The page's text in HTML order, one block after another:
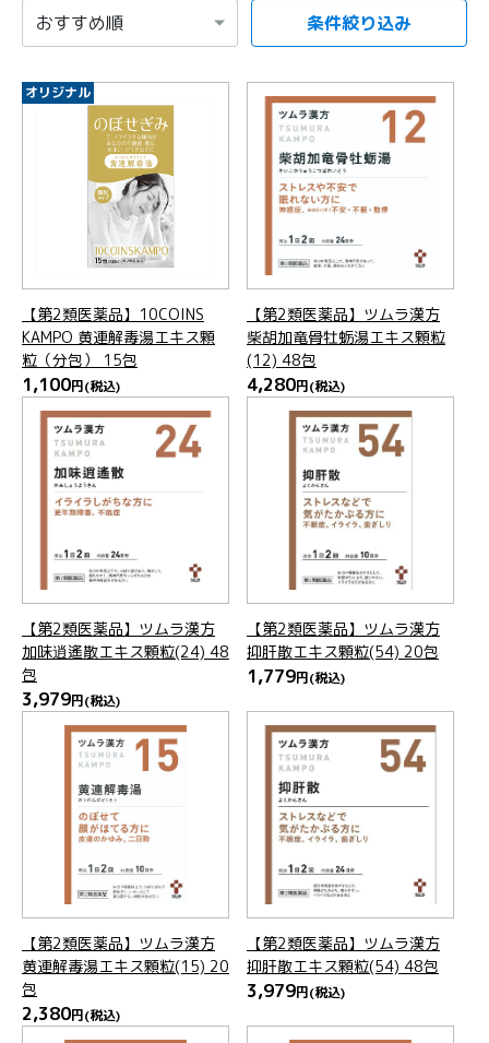
項目を選択すると自動的に内容が更新されます。
条件絞り込み
オリジナル
【第2類医薬品】10COINS
KAMPO 黄連解毒湯エキス顆
粒（分包） 15包
1,100円(税込)
【第2類医薬品】ツムラ漢方
柴胡加竜骨牡蛎湯エキス顆粒
(12) 48包
4,280円(税込)
【第2類医薬品】ツムラ漢方
加味逍遙散エキス顆粒(24) 48
包
3,979円(税込)
【第2類医薬品】ツムラ漢方
抑肝散エキス顆粒(54) 20包
1,779円(税込)
【第2類医薬品】ツムラ漢方
黄連解毒湯エキス顆粒(15) 20
包
2,380円(税込)
【第2類医薬品】ツムラ漢方
抑肝散エキス顆粒(54) 48包
3,979円(税込)